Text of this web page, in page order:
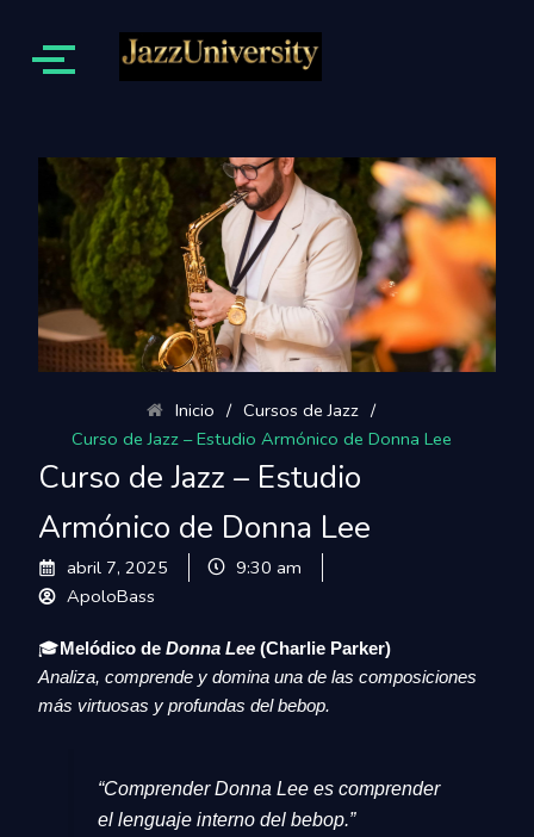
Inicio / Cursos de Jazz /
Curso de Jazz – Estudio Armónico de Donna Lee
Curso de Jazz – Estudio
Armónico de Donna Lee
abril 7, 2025
9:30 am
ApoloBass
🎓Melódico deDonna Lee (Charlie Parker)
Analiza, comprende y domina una de las composiciones
más virtuosas y profundas del bebop.
“ComprenderDonna Leees comprender
el lenguaje interno del bebop.”